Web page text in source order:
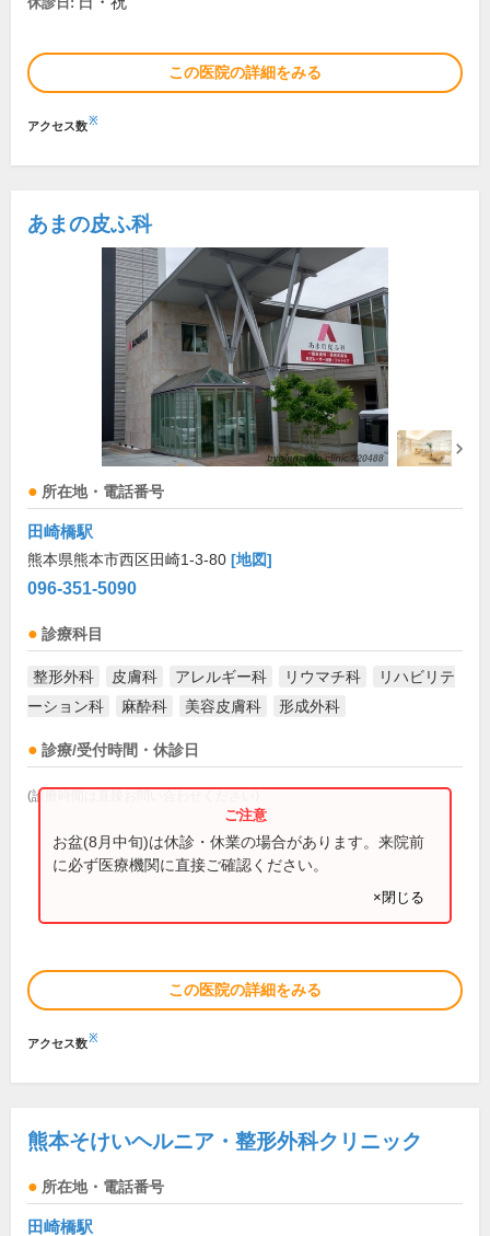
この医院の詳細をみる
アクセス数※
あまの皮ふ科
所在地・電話番号
田崎橋駅
熊本県熊本市西区田崎1-3-80 [地図]
096-351-5090
診療科目
整形外科 皮膚科 アレルギー科 リウマチ科
リハビリテ
ーション科
麻酔科 美容皮膚科 形成外科
診療/受付時間・休診日
(診療時間は直接お問い合わせください)
お盆(8月中旬)は休診・休業の場合があります。来院前
に必ず医療機関に直接ご確認ください。
×閉じる
この医院の詳細をみる
アクセス数※
熊本そけいヘルニア・整形外科クリニック
所在地・電話番号
田崎橋駅